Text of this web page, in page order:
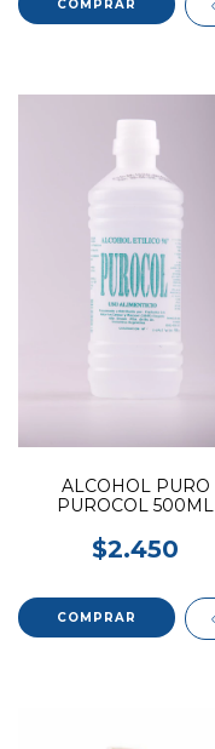
ALCOHOL PURO
PUROCOL 500ML
$2.450